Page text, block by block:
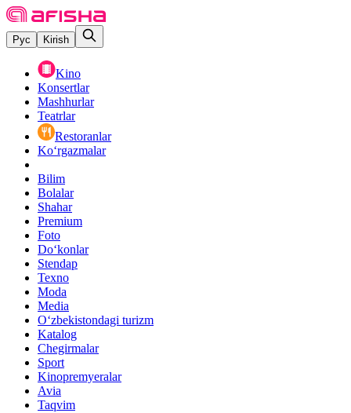
Рус Kirish
Kino
Konsertlar
Mashhurlar
Teatrlar
Restoranlar
Ko‘rgazmalar
Bilim
Bolalar
Shahar
Premium
Foto
Do‘konlar
Stendap
Texno
Moda
Media
O‘zbekistondagi turizm
Katalog
Chegirmalar
Sport
Kinopremyeralar
Avia
Taqvim